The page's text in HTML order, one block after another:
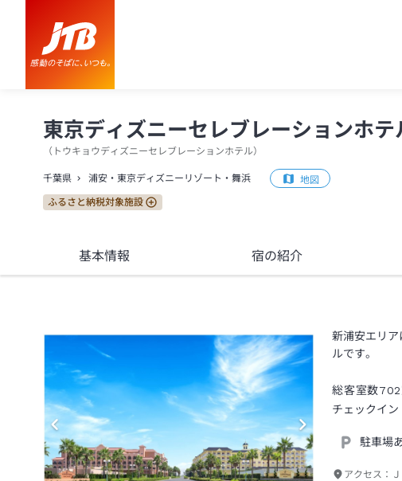
東京ディズニーセレブレーションホ
（ トウキョウディズニーセレブレーションホテル）
千葉県 浦安・東京ディズニーリゾート・舞浜 地図
ふるさと納税対象施設
基本情報 宿の紹介
新浦安エリ
ルです。
総客室数702
チェックイン
駐車場
アクセス：